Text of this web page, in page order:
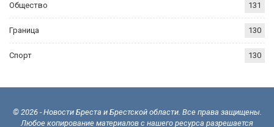
Общество 131
Граница 130
Спорт 130
© 2026 - Новости Бреста и Брестской области. Все права защищены.
Любое копирование материалов с нашего ресурса разрешается